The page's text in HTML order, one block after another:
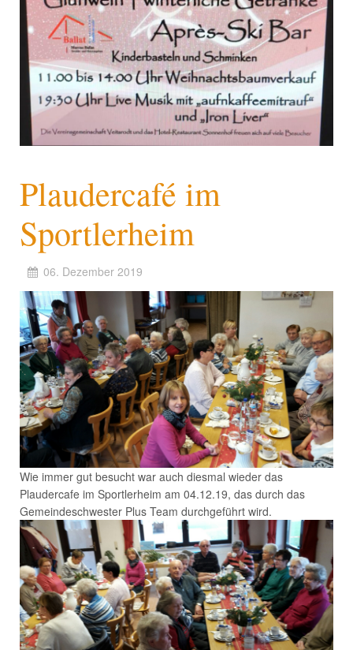
Plaudercafé im
Sportlerheim
06. Dezember 2019
Wie immer gut besucht war auch diesmal wieder das
Plaudercafe im Sportlerheim am 04.12.19, das durch das
Gemeindeschwester Plus Team durchgeführt wird.